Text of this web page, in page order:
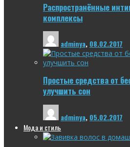
Распространённые
комплексы
adminya, 08.02.2017
Простые средства от
улучшить сон
adminya, 05.02.2017
Мода и стиль